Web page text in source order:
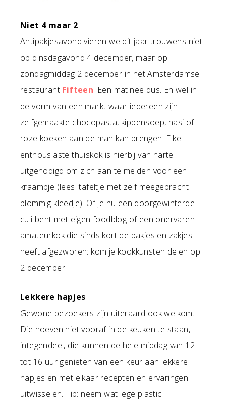
Niet 4 maar 2
Antipakjesavond vieren we dit jaar trouwens niet
op dinsdagavond 4 december, maar op
zondagmiddag 2 december in het Amsterdamse
restaurant Fifteen. Een matinee dus. En wel in
de vorm van een markt waar iedereen zijn
zelfgemaakte chocopasta, kippensoep, nasi of
roze koeken aan de man kan brengen. Elke
enthousiaste thuiskok is hierbij van harte
uitgenodigd om zich aan te melden voor een
kraampje (lees: tafeltje met zelf meegebracht
blommig kleedje). Of je nu een doorgewinterde
culi bent met eigen foodblog of een onervaren
amateurkok die sinds kort de pakjes en zakjes
heeft afgezworen: kom je kookkunsten delen op
2 december.
Lekkere hapjes
Gewone bezoekers zijn uiteraard ook welkom.
Die hoeven niet vooraf in de keuken te staan,
integendeel, die kunnen de hele middag van 12
tot 16 uur genieten van een keur aan lekkere
hapjes en met elkaar recepten en ervaringen
uitwisselen. Tip: neem wat lege plastic